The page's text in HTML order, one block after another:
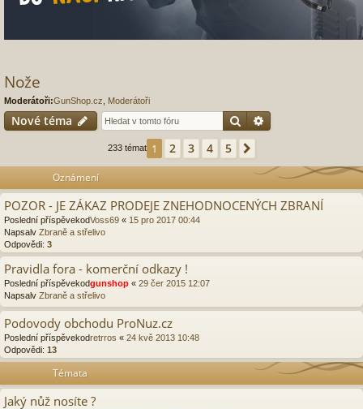
Nože
Moderátoři:GunShop.cz Moderátoři
Nové téma Hledat
233 témat 1 2 3 4 5
Oznámení
POZOR - JE ZÁKAZ PRODEJE ZNEHODNOCENÝCH ZBRANÍ
Poslední příspěvekodVoss69 « 15 pro 2017 00:44
Napsalv Zbraně a střelivo
Odpovědi: 3
Pravidla fora - komerční odkazy !
Poslední příspěvekodgunshop « 29 čer 2015 12:07
Napsalv Zbraně a střelivo
Podovody obchodu ProNuz.cz
Poslední příspěvekodretrros « 24 kvě 2013 10:48
Odpovědi: 13
Témata
Jaký nůž nosíte ?